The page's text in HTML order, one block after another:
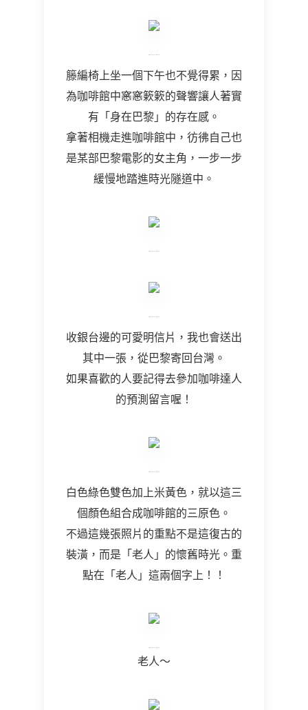
籐編椅上坐一個下午也不覺得累，因
為咖啡館中窸窸簌簌的聲響讓人著實
有「身在巴黎」的存在感。
拿著相機走進咖啡館中，彷彿自己也
是某部巴黎電影的女主角，一步一步
緩慢地踏進時光隧道中。
收銀台邊的可愛明信片，我也會送出
其中一張，從巴黎寄回台灣。
如果喜歡的人要記得去參加咖啡達人
的預測留言喔！
白色綠色雙色加上米黃色，就以這三
個顏色組合成咖啡館的三原色。
不過這幾張照片的重點不是這復古的
裝潢，而是「老人」的懷舊時光。重
點在「老人」這兩個字上！！
老人～